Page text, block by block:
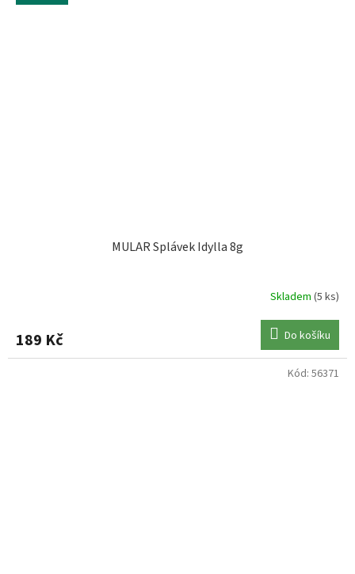
MULAR Splávek Idylla 8g
Skladem (5 ks)
189 Kč Do košíku
Kód: 56371